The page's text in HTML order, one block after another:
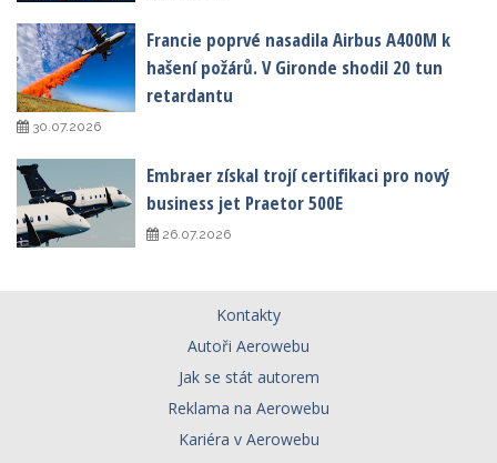
Francie poprvé nasadila Airbus A400M k
hašení požárů. V Gironde shodil 20 tun
retardantu
30.07.2026
Embraer získal trojí certifikaci pro nový
business jet Praetor 500E
26.07.2026
Kontakty
Autoři Aerowebu
Jak se stát autorem
Reklama na Aerowebu
Kariéra v Aerowebu